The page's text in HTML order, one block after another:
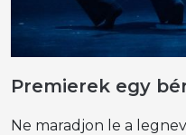
Premierek egy
Ne maradjon le a